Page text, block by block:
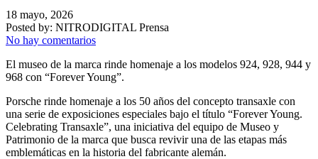
18 mayo, 2026
Posted by: NITRODIGITAL Prensa
No hay comentarios
El museo de la marca rinde homenaje a los modelos 924, 928, 944 y
968 con “Forever Young”.
Porsche rinde homenaje a los 50 años del concepto transaxle con
una serie de exposiciones especiales bajo el título “Forever Young.
Celebrating Transaxle”, una iniciativa del equipo de Museo y
Patrimonio de la marca que busca revivir una de las etapas más
emblemáticas en la historia del fabricante alemán.